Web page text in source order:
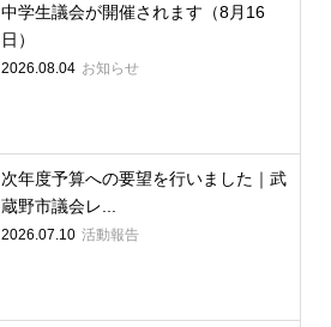
中学生議会が開催されます（8月16
日）
2026.08.04 お知らせ
次年度予算への要望を行いました｜武
蔵野市議会レ...
2026.07.10 活動報告